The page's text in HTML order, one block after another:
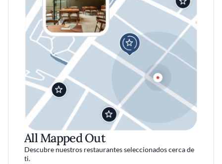
All Mapped Out
Descubre nuestros restaurantes seleccionados cerca de
ti.